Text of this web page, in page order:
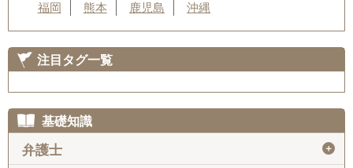
福岡 熊本 鹿児島 沖縄
注目タグ一覧
基礎知識
弁護士 ＋